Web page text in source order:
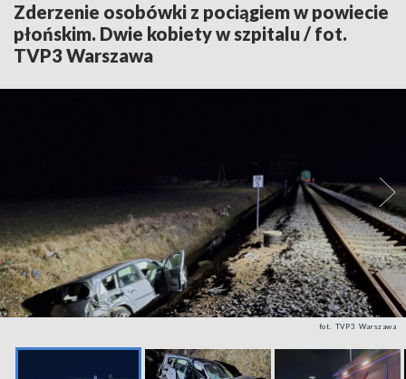
Zderzenie osobówki z pociągiem w powiecie
płońskim. Dwie kobiety w szpitalu / fot.
TVP3 Warszawa
fot. TVP3 Warszawa